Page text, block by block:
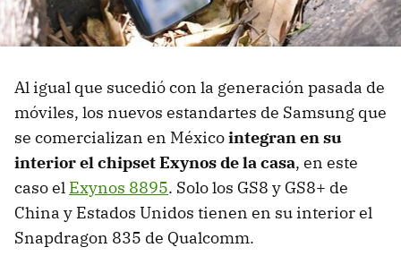
Al igual que sucedió con la generación pasada de
móviles, los nuevos estandartes de Samsung que
se comercializan en Méxicointegran en su
interior el chipset Exynos de la casa, en este
caso el Exynos 8895. Solo los GS8 y GS8+ de
China y Estados Unidos tienen en su interior el
Snapdragon 835 de Qualcomm.